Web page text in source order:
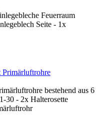
Feuerraum
Seite - 1x
bestehend aus 6
30 - 2x Halterosette